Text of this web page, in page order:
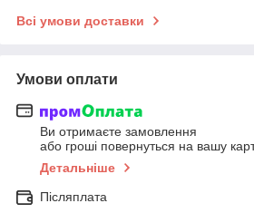
Всі умови доставки
Умови оплати
Ви отримаєте замовлення
або гроші повернуться на вашу
Детальніше
Післяплата